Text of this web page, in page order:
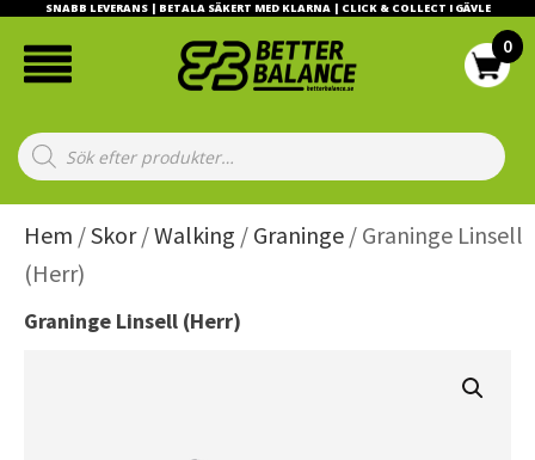
SNABB LEVERANS | BETALA SÄKERT MED KLARNA | CLICK & COLLECT I GÄVLE
Products
search
Hem /Skor/Walking / Graninge / Graninge Linsell
(Herr)
Graninge Linsell (Herr)